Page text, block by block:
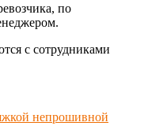
по
с сотрудниками